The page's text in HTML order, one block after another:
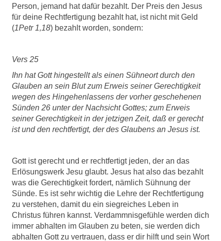
Person, jemand hat dafür bezahlt. Der Preis den Jesus
für deine Rechtfertigung bezahlt hat, ist nicht mit Geld
(1Petr 1,18) bezahlt worden, sondern:
Vers 25
Ihn hat Gott hingestellt als einen Sühneort durch den
Glauben an sein Blut zum Erweis seiner Gerechtigkeit
wegen des Hingehenlassens der vorher geschehenen
Sünden 26 unter der Nachsicht Gottes; zum Erweis
seiner Gerechtigkeit in der jetzigen Zeit, daß er gerecht
ist und den rechtfertigt, der des Glaubens an Jesus ist.
Gott ist gerecht und er rechtfertigt jeden, der an das
Erlösungswerk Jesu glaubt. Jesus hat also das bezahlt
was die Gerechtigkeit fordert, nämlich Sühnung der
Sünde. Es ist sehr wichtig die Lehre der Rechtfertigung
zu verstehen, damit du ein siegreiches Leben in
Christus führen kannst. Verdammnisgefühle werden dich
immer abhalten im Glauben zu beten, sie werden dich
abhalten Gott zu vertrauen, dass er dir hilft und sein Wort